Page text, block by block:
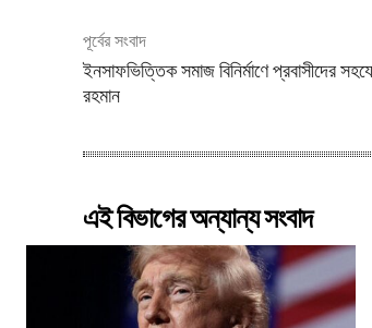
পূর্বের সংবাদ
ইনসাফভিত্তিক সমাজ বিনির্মাণে প্রবাসীদের
রহমান
এই বিভাগের অন্যান্য সংবাদ